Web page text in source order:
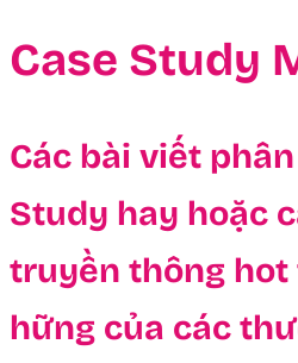
Case Study
Các bài viết
Study hay hoặc
truyền thông
hững của các